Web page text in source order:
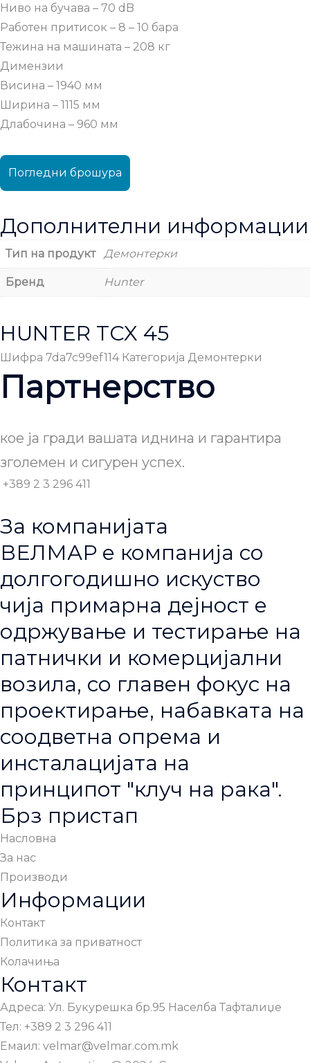
Ниво на бучава – 70 dB
Работен притисок – 8 – 10 бара
Тежина на машината – 208 кг
Димензии
Висина – 1940 мм
Ширина – 1115 мм
Длабочина – 960 мм
Погледни брошура
Дополнителни информации
Тип на продукт Демонтерки
Бренд Hunter
HUNTER TCX 45
Шифра 7da7c99ef114 Категорија Демонтерки
Партнерство
кое ја гради вашата иднина и гарантира
зголемен и сигурен успех.
+389 2 3 296 411
За компанијата
ВЕЛМАР е компанија со
долгогодишно искуство
чија примарна дејност е
одржување и тестирање на
патнички и комерцијални
возила, со главен фокус на
проектирање, набавката на
соодветна опрема и
инсталацијата на
принципот "клуч на рака".
Брз пристап
Насловна
За нас
Производи
Информации
Контакт
Политика за приватност
Колачиња
Контакт
Адреса: Ул. Букурешка бр.95 Населба Тафталиџе
Тел: +389 2 3 296 411
Емаил: velmar@velmar.com.mk